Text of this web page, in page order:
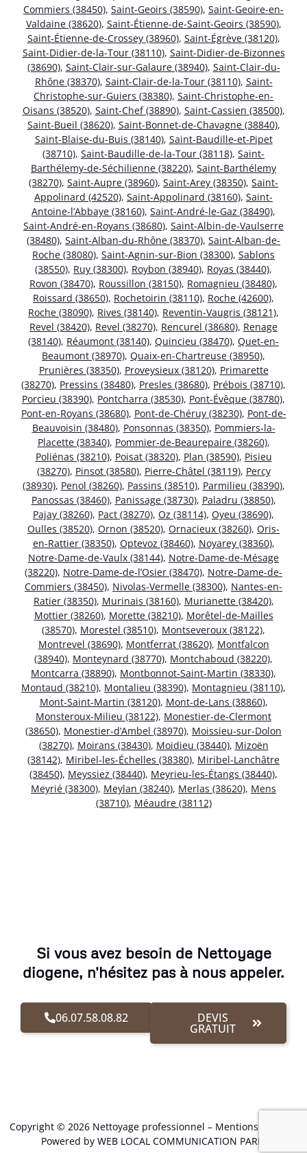
Commiers (38450), Saint-Geoirs (38590), Saint-Geoire-en-
Valdaine (38620), Saint-Étienne-de-Saint-Geoirs (38590),
Saint-Étienne-de-Crossey (38960), Saint-Égrève (38120),
Saint-Didier-de-la-Tour (38110), Saint-Didier-de-Bizonnes
(38690), Saint-Clair-sur-Galaure (38940), Saint-Clair-du-
Rhône (38370), Saint-Clair-de-la-Tour (38110), Saint-
Christophe-sur-Guiers (38380), Saint-Christophe-en-
Oisans (38520), Saint-Chef (38890), Saint-Cassien (38500),
Saint-Bueil (38620), Saint-Bonnet-de-Chavagne (38840),
Saint-Blaise-du-Buis (38140), Saint-Baudille-et-Pipet
(38710), Saint-Baudille-de-la-Tour (38118), Saint-
Barthélemy-de-Séchilienne (38220), Saint-Barthélemy
(38270), Saint-Aupre (38960), Saint-Arey (38350), Saint-
Appolinard (42520), Saint-Appolinard (38160), Saint-
Antoine-l’Abbaye (38160), Saint-André-le-Gaz (38490),
Saint-André-en-Royans (38680), Saint-Albin-de-Vaulserre
(38480), Saint-Alban-du-Rhône (38370), Saint-Alban-de-
Roche (38080), Saint-Agnin-sur-Bion (38300), Sablons
(38550), Ruy (38300), Roybon (38940), Royas (38440),
Rovon (38470), Roussillon (38150), Romagnieu (38480),
Roissard (38650), Rochetoirin (38110), Roche (42600),
Roche (38090), Rives (38140), Reventin-Vaugris (38121),
Revel (38420), Revel (38270), Rencurel (38680), Renage
(38140), Réaumont (38140), Quincieu (38470), Quet-en-
Beaumont (38970), Quaix-en-Chartreuse (38950),
Prunières (38350), Proveysieux (38120), Primarette
(38270), Pressins (38480), Presles (38680), Prébois (38710),
Porcieu (38390), Pontcharra (38530), Pont-Évêque (38780),
Pont-en-Royans (38680), Pont-de-Chéruy (38230), Pont-de-
Beauvoisin (38480), Ponsonnas (38350), Pommiers-la-
Placette (38340), Pommier-de-Beaurepaire (38260),
Poliénas (38210), Poisat (38320), Plan (38590), Pisieu
(38270), Pinsot (38580), Pierre-Châtel (38119), Percy
(38930), Penol (38260), Passins (38510), Parmilieu (38390),
Panossas (38460), Panissage (38730), Paladru (38850),
Pajay (38260), Pact (38270), Oz (38114), Oyeu (38690),
Oulles (38520), Ornon (38520), Ornacieux (38260), Oris-
en-Rattier (38350), Optevoz (38460), Noyarey (38360),
Notre-Dame-de-Vaulx (38144), Notre-Dame-de-Mésage
(38220), Notre-Dame-de-l’Osier (38470), Notre-Dame-de-
Commiers (38450), Nivolas-Vermelle (38300), Nantes-en-
Ratier (38350), Murinais (38160), Murianette (38420),
Mottier (38260), Morette (38210), Morêtel-de-Mailles
(38570), Morestel (38510), Montseveroux (38122),
Montrevel (38690), Montferrat (38620), Montfalcon
(38940), Monteynard (38770), Montchaboud (38220),
Montcarra (38890), Montbonnot-Saint-Martin (38330),
Montaud (38210), Montalieu (38390), Montagnieu (38110),
Mont-Saint-Martin (38120), Mont-de-Lans (38860),
Monsteroux-Milieu (38122), Monestier-de-Clermont
(38650), Monestier-d’Ambel (38970), Moissieu-sur-Dolon
(38270), Moirans (38430), Moidieu (38440), Mizoën
(38142), Miribel-les-Échelles (38380), Miribel-Lanchâtre
(38450), Meyssiez (38440), Meyrieu-les-Étangs (38440),
Meyrié (38300), Meylan (38240), Merlas (38620), Mens
(38710), Méaudre (38112)
Si vous avez besoin de Nettoyage
diogene, n'hésitez pas à nous appeler.
06.07.58.08.82 DEVIS
GRATUIT
Copyright © 2026 Nettoyage professionnel – Mentions Légales
Powered by WEB LOCAL COMMUNICATION PARIS